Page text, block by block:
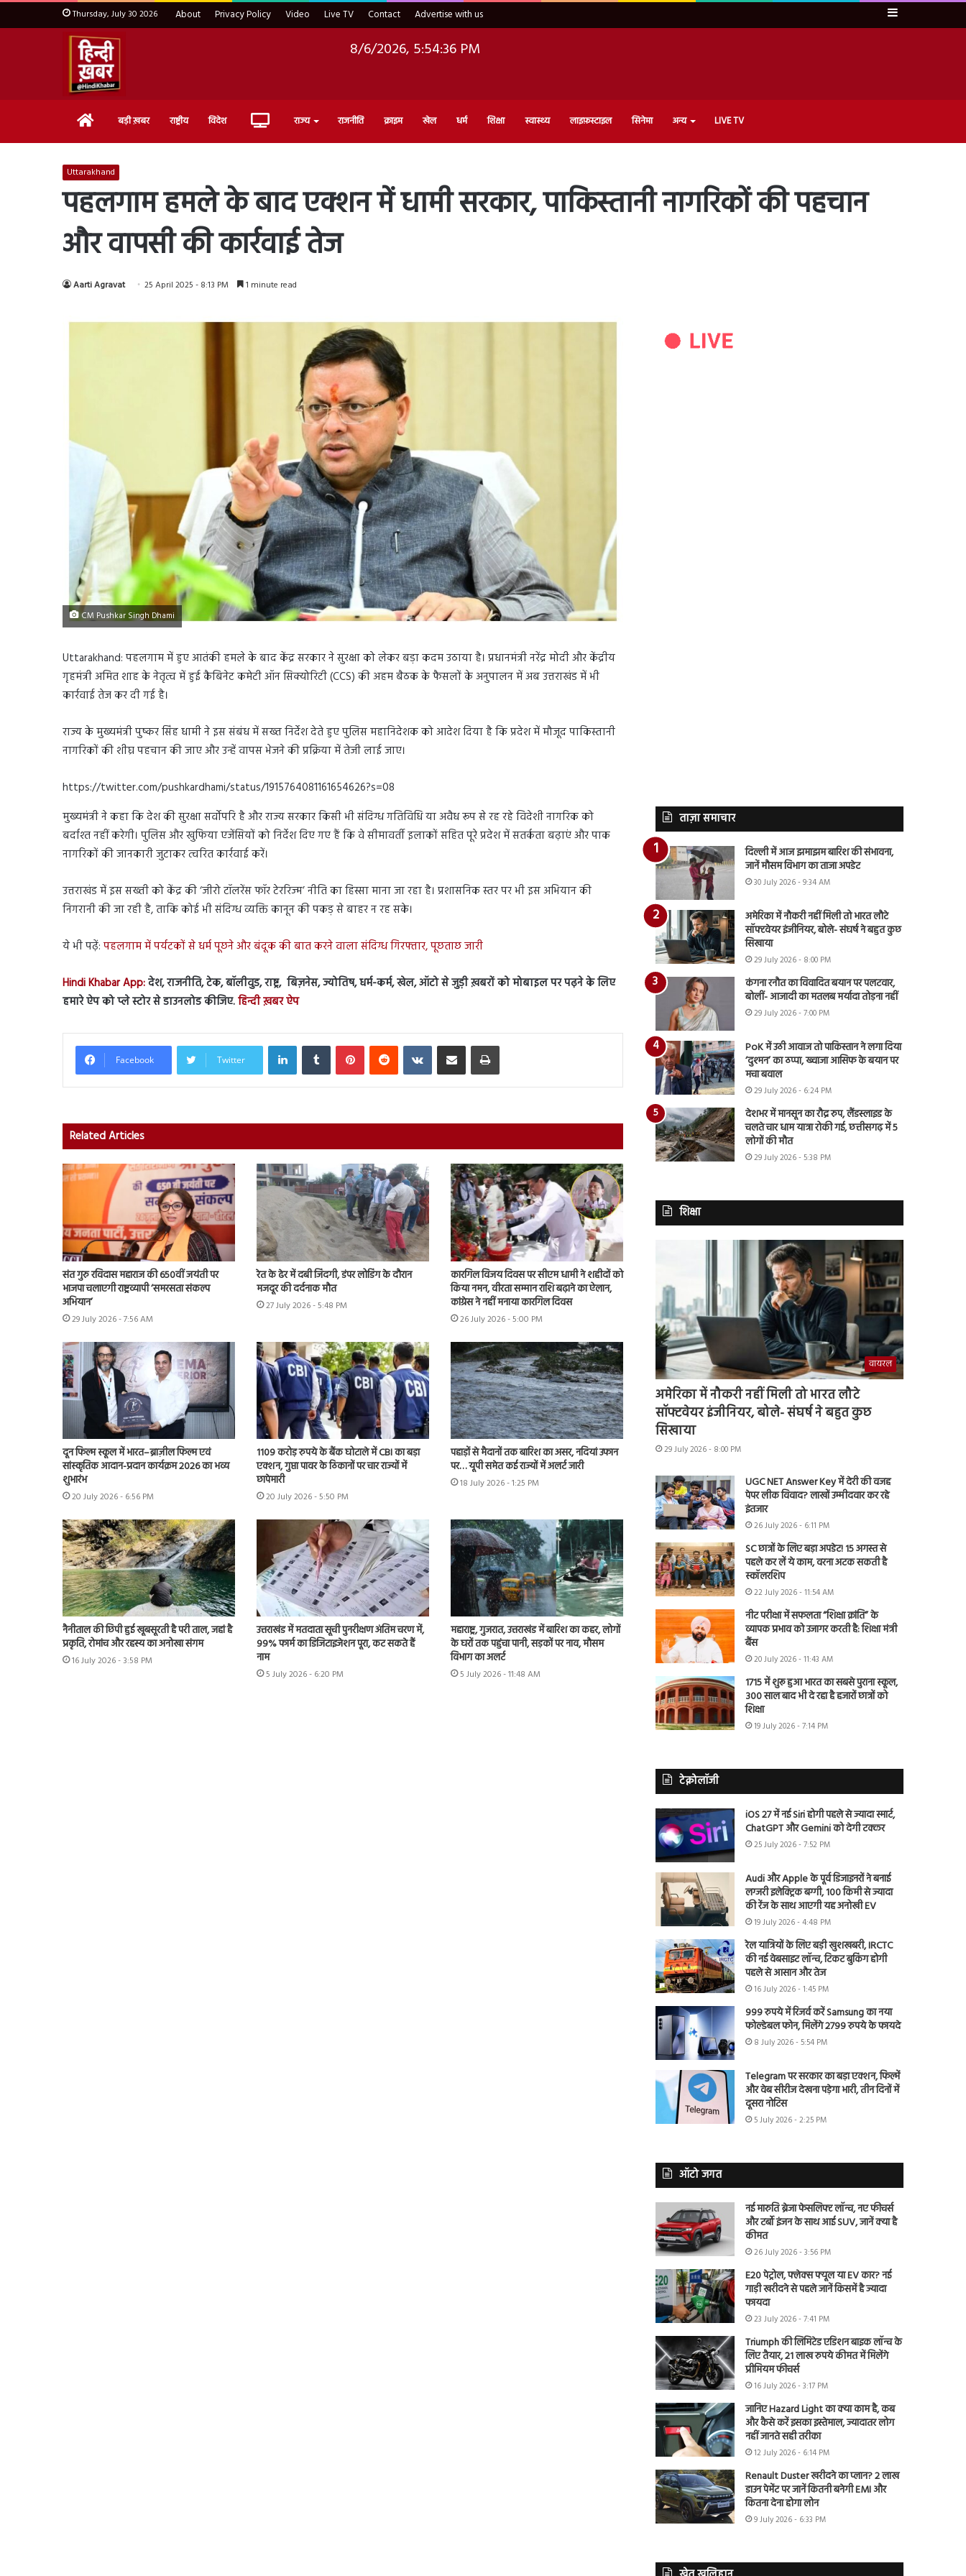
Thursday, July 30 2026 About Privacy Policy Video Live TV Contact Advertise with us Sidebar
8/6/2026, 5:54:38 PM
Home बड़ी ख़बर राष्ट्रीय विदेश Live राज्य राजनीति क्राइम खेल धर्म शिक्षा स्वास्थ्य लाइफ़स्टाइल सिनेमा अन्य LIVE TV
Uttarakhand
पहलगाम हमले के बाद एक्शन में धामी सरकार, पाकिस्तानी नागरिकों की पहचान
और वापसी की कार्रवाई तेज
Aarti Agravat 25 April 2025 - 8:13 PM 1 minute read
CM Pushkar Singh Dhami
Uttarakhand: पहलगाम में हुए आतंकी हमले के बाद केंद्र सरकार ने सुरक्षा को लेकर बड़ा कदम उठाया है। प्रधानमंत्री नरेंद्र मोदी और केंद्रीय
गृहमंत्री अमित शाह के नेतृत्व में हुई कैबिनेट कमेटी ऑन सिक्योरिटी (CCS) की अहम बैठक के फैसलों के अनुपालन में अब उत्तराखंड में भी
कार्रवाई तेज कर दी गई है।
राज्य के मुख्यमंत्री पुष्कर सिंह धामी ने इस संबंध में सख्त निर्देश देते हुए पुलिस महानिदेशक को आदेश दिया है कि प्रदेश में मौजूद पाकिस्तानी
नागरिकों की शीघ्र पहचान की जाए और उन्हें वापस भेजने की प्रक्रिया में तेजी लाई जाए।
https://twitter.com/pushkardhami/status/1915764081161654626?s=08
मुख्यमंत्री ने कहा कि देश की सुरक्षा सर्वोपरि है और राज्य सरकार किसी भी संदिग्ध गतिविधि या अवैध रूप से रह रहे विदेशी नागरिक को
बर्दाश्त नहीं करेगी। पुलिस और खुफिया एजेंसियों को निर्देश दिए गए हैं कि वे सीमावर्ती इलाकों सहित पूरे प्रदेश में सतर्कता बढ़ाएं और पाक
नागरिकों की जानकारी जुटाकर त्वरित कार्रवाई करें।
उत्तराखंड में इस सख्ती को केंद्र की ‘जीरो टॉलरेंस फॉर टेररिज्म’ नीति का हिस्सा माना जा रहा है। प्रशासनिक स्तर पर भी इस अभियान की
निगरानी की जा रही है, ताकि कोई भी संदिग्ध व्यक्ति कानून की पकड़ से बाहर न रह सके।
ये भी पढ़ें: पहलगाम में पर्यटकों से धर्म पूछने और बंदूक की बात करने वाला संदिग्ध गिरफ्तार, पूछताछ जारी
Hindi Khabar App:देश, राजनीति, टेक, बॉलीवुड, राष्ट्र, बिज़नेस, ज्योतिष, धर्म-कर्म, खेल, ऑटो से जुड़ी ख़बरों को मोबाइल पर पढ़ने के लिए
हमारे ऐप को प्ले स्टोर से डाउनलोड कीजिए.हिन्दी ख़बर ऐप
Facebook Twitter
LinkedInTumblr PinterestReddit VKontakteShare via Email Print
Related Articles
संत गुरु रविदास महाराज की 650वीं जयंती पर
भाजपा चलाएगी राष्ट्रव्यापी ‘समरसता संकल्प
अभियान’
29 July 2026 - 7:56 AM
रेत के ढेर में दबी जिंदगी, डंपर लोडिंग के दौरान
मजदूर की दर्दनाक मौत
27 July 2026 - 5:48 PM
कारगिल विजय दिवस पर सीएम धामी ने शहीदों को
किया नमन, वीरता सम्मान राशि बढ़ाने का ऐलान,
कांग्रेस ने नहीं मनाया कारगिल दिवस
26 July 2026 - 5:00 PM
दून फिल्म स्कूल में भारत–ब्राज़ील फिल्म एवं
सांस्कृतिक आदान-प्रदान कार्यक्रम 2026 का भव्य
शुभारंभ
20 July 2026 - 6:56 PM
1109 करोड़ रुपये के बैंक घोटाले में CBI का बड़ा
एक्शन, गुप्ता पावर के ठिकानों पर चार राज्यों में
छापेमारी
20 July 2026 - 5:50 PM
पहाड़ों से मैदानों तक बारिश का असर, नदियां उफान
पर… यूपी समेत कई राज्यों में अलर्ट जारी
18 July 2026 - 1:25 PM
नैनीताल की छिपी हुई खूबसूरती है परी ताल, जहां है
प्रकृति, रोमांच और रहस्य का अनोखा संगम
16 July 2026 - 3:58 PM
उत्तराखंड में मतदाता सूची पुनरीक्षण अंतिम चरण में,
99% फार्म का डिजिटाइजेशन पूरा, कट सकते हैं
नाम
5 July 2026 - 6:20 PM
महाराष्ट्र, गुजरात, उत्तराखंड में बारिश का कहर, लोगों
के घरों तक पहुंचा पानी, सड़कों पर नाव, मौसम
विभाग का अलर्ट
5 July 2026 - 11:48 AM
ताज़ा समाचार
दिल्ली में आज झमाझम बारिश की संभावना,
जानें मौसम विभाग का ताजा अपडेट
30 July 2026 - 9:34 AM
अमेरिका में नौकरी नहीं मिली तो भारत लौटे
सॉफ्टवेयर इंजीनियर, बोले- संघर्ष ने बहुत कुछ
सिखाया
29 July 2026 - 8:00 PM
कंगना रनौत का विवादित बयान पर पलटवार,
बोलीं- आजादी का मतलब मर्यादा तोड़ना नहीं
29 July 2026 - 7:00 PM
PoK में उठी आवाज तो पाकिस्तान ने लगा दिया
‘दुश्मन’ का ठप्पा, ख्वाजा आसिफ के बयान पर
मचा बवाल
29 July 2026 - 6:24 PM
देशभर में मानसून का रौद्र रुप, लैंडस्लाइड के
चलते चार धाम यात्रा रोकी गई, छत्तीसगढ़ में 5
लोगों की मौत
29 July 2026 - 5:38 PM
शिक्षा
वायरल
अमेरिका में नौकरी नहीं मिली तो भारत लौटे
सॉफ्टवेयर इंजीनियर, बोले- संघर्ष ने बहुत कुछ
सिखाया
29 July 2026 - 8:00 PM
UGC NET Answer Key में देरी की वजह
पेपर लीक विवाद? लाखों उम्मीदवार कर रहे
इंतजार
26 July 2026 - 6:11 PM
SC छात्रों के लिए बड़ा अपडेट! 15 अगस्त से
पहले कर लें ये काम, वरना अटक सकती है
स्कॉलरशिप
22 July 2026 - 11:54 AM
नीट परीक्षा में सफलता “शिक्षा क्रांति” के
व्यापक प्रभाव को उजागर करती है: शिक्षा मंत्री
बैंस
20 July 2026 - 11:43 AM
1715 में शुरू हुआ भारत का सबसे पुराना स्कूल,
300 साल बाद भी दे रहा है हजारों छात्रों को
शिक्षा
19 July 2026 - 7:14 PM
टेक्नोलॉजी
iOS 27 में नई Siri होगी पहले से ज्यादा स्मार्ट,
ChatGPT और Gemini को देगी टक्कर
25 July 2026 - 7:52 PM
Audi और Apple के पूर्व डिजाइनरों ने बनाई
लग्जरी इलेक्ट्रिक बग्गी, 100 किमी से ज्यादा
की रेंज के साथ आएगी यह अनोखी EV
19 July 2026 - 4:48 PM
रेल यात्रियों के लिए बड़ी खुशखबरी, IRCTC
की नई वेबसाइट लॉन्च, टिकट बुकिंग होगी
पहले से आसान और तेज
16 July 2026 - 1:45 PM
999 रुपये में रिजर्व करें Samsung का नया
फोल्डेबल फोन, मिलेंगे 2799 रुपये के फायदे
8 July 2026 - 5:54 PM
Telegram पर सरकार का बड़ा एक्शन, फिल्में
और वेब सीरीज देखना पड़ेगा भारी, तीन दिनों में
दूसरा नोटिस
5 July 2026 - 2:25 PM
ऑटो जगत
नई मारुति ब्रेजा फेसलिफ्ट लॉन्च, नए फीचर्स
और टर्बो इंजन के साथ आई SUV, जानें क्या है
कीमत
26 July 2026 - 3:56 PM
E20 पेट्रोल, फ्लेक्स फ्यूल या EV कार? नई
गाड़ी खरीदने से पहले जानें किसमें है ज्यादा
फायदा
23 July 2026 - 7:41 PM
Triumph की लिमिटेड एडिशन बाइक लॉन्च के
लिए तैयार, 21 लाख रुपये कीमत में मिलेंगे
प्रीमियम फीचर्स
16 July 2026 - 3:17 PM
जानिए Hazard Light का क्या काम है, कब
और कैसे करें इसका इस्तेमाल, ज्यादातर लोग
नहीं जानते सही तरीका
12 July 2026 - 6:14 PM
Renault Duster खरीदने का प्लान? 2 लाख
डाउन पेमेंट पर जानें कितनी बनेगी EMI और
कितना देना होगा लोन
9 July 2026 - 6:33 PM